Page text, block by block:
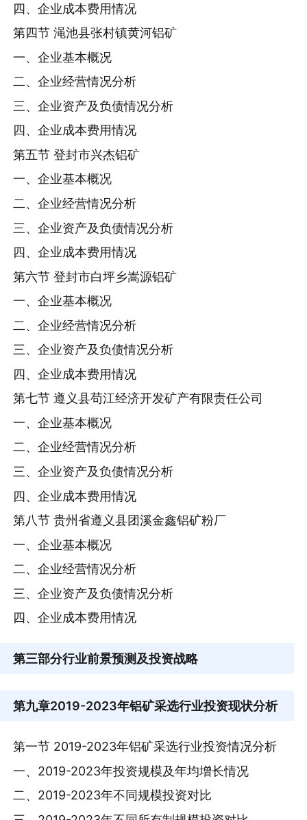
四、企业成本费用情况
第四节 渑池县张村镇黄河铝矿
一、企业基本概况
二、企业经营情况分析
三、企业资产及负债情况分析
四、企业成本费用情况
第五节 登封市兴杰铝矿
一、企业基本概况
二、企业经营情况分析
三、企业资产及负债情况分析
四、企业成本费用情况
第六节 登封市白坪乡嵩源铝矿
一、企业基本概况
二、企业经营情况分析
三、企业资产及负债情况分析
四、企业成本费用情况
第七节 遵义县苟江经济开发矿产有限责任公司
一、企业基本概况
二、企业经营情况分析
三、企业资产及负债情况分析
四、企业成本费用情况
第八节 贵州省遵义县团溪金鑫铝矿粉厂
一、企业基本概况
二、企业经营情况分析
三、企业资产及负债情况分析
四、企业成本费用情况
第三部分行业前景预测及投资战略
第九章2019-2023年铝矿采选行业投资现状分析
第一节 2019-2023年铝矿采选行业投资情况分析
一、2019-2023年投资规模及年均增长情况
二、2019-2023年不同规模投资对比